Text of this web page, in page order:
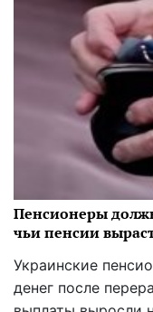
Пенсионеры
чьи пенсии
Украинские
денег после